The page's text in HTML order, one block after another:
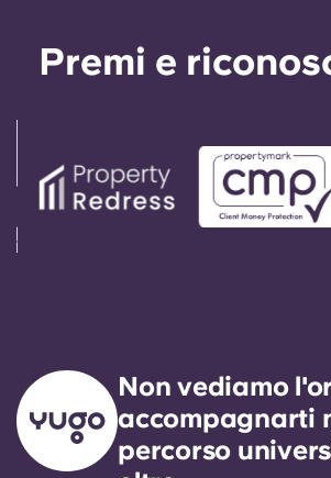
Altro
Accedi
Premi e
Non vediamo
accompagnarti
percorso